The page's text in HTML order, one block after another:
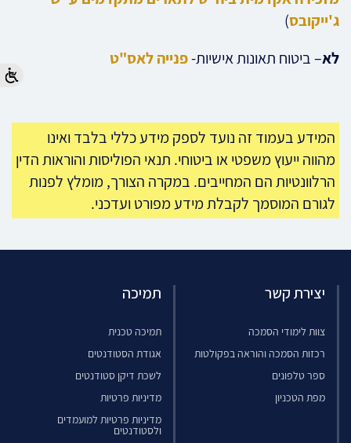
ג'ייקובס)
לא– ביטוח תאונות אישיות-פנייה לאס"ט
המידע בעמוד זה נועד לספק מידע כללי בלבד ואינו
מהווה ייעוץ משפטי או ביטוחי. תנאי הפוליסות והוראות הדין
הרלוונטיות הם המחייבים. במקרה הצורך, מומלץ לפנות
לגורם המוסמך לקבלת מידע מפורט ועדכני.
יצירת קשר
צוות לימודי הסמכה
רכזות הסמכה והוראה בפקולטות
ספר טלפונים
מפת הטכניון
תמיכה
תמיכה טכנית
אגודת הסטודנטים
לשכת דיקן סטודנטים
מדיניות פרטיות
מדיניות פרטיות למועמדים
ולסטודנטים